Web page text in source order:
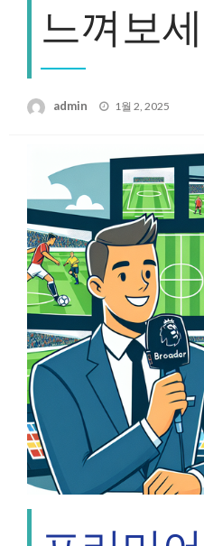
느껴보
admin
Posted
1월 2, 2025